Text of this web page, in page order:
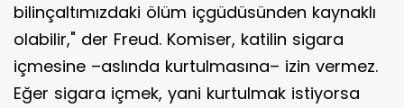
bilinçaltımızdaki ölüm içgüdüsünden kaynaklı
olabilir," der Freud. Komiser, katilin sigara
içmesine –aslında kurtulmasına– izin vermez.
Eğer sigara içmek, yani kurtulmak istiyorsa